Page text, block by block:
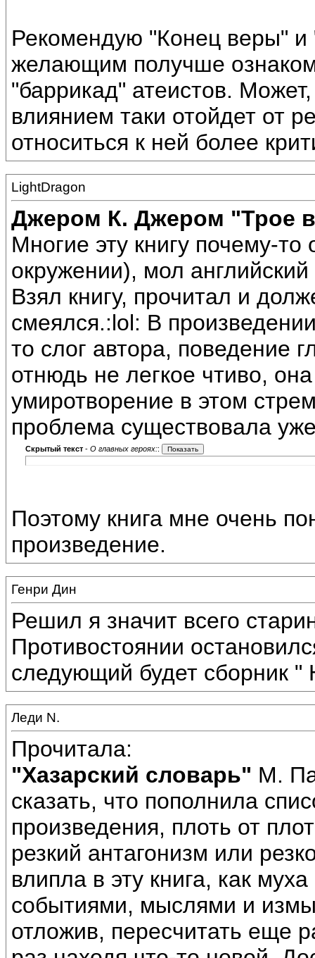
Рекомендую "Конец веры" и
желающим получше
"баррикад" атеистов.
влиянием таки отойдет от
относиться к ней более
LightDragon
Джером К. Джером "Трое в
Многие эту книгу почему-
окружении), мол
Взял книгу, прочитал и
смеялся.:lol: В
то слог автора, поведение
отнюдь не легкое чтиво,
умиротворение в этом
проблема существовала
Скрытый текст - О главных героях::
Поэтому книга мне очень
произведение.
Генри Дин
Решил я значит всего
Противостоянии
следующий будет сборник "
Леди N.
Прочитала:
"Хазарский словарь" М.
сказать, что пополнила
произведения, плоть от
резкий антагонизм или
влипла в эту книга, как
событиями, мыслями и
отложив, пересчитать еще